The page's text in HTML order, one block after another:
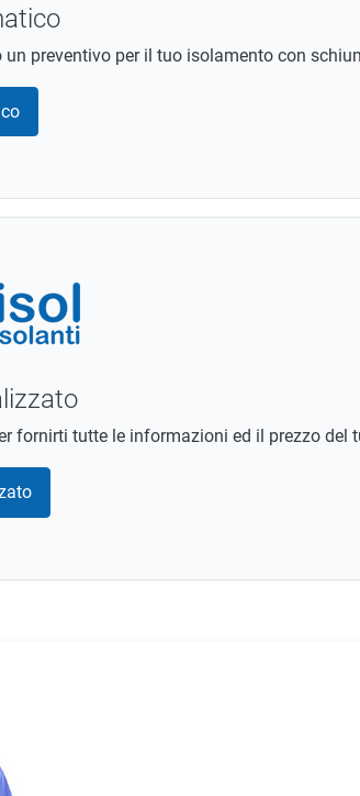
preventivo per il tuo isolamento con
fornirti tutte le informazioni ed il prezzo del